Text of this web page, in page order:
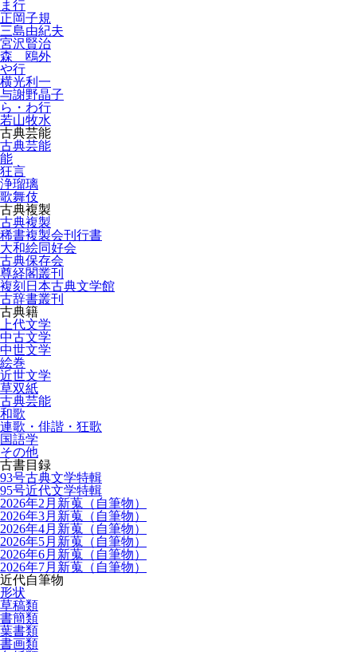
ま行
正岡子規
三島由紀夫
宮沢賢治
森 鴎外
や行
横光利一
与謝野晶子
ら・わ行
若山牧水
古典芸能
古典芸能
能
狂言
浄瑠璃
歌舞伎
古典複製
古典複製
稀書複製会刊行書
大和絵同好会
古典保存会
尊経閣叢刊
複刻日本古典文学館
古辞書叢刊
古典籍
上代文学
中古文学
中世文学
絵巻
近世文学
草双紙
古典芸能
和歌
連歌・俳諧・狂歌
国語学
その他
古書目録
93号古典文学特輯
95号近代文学特輯
2026年2月新蒐（自筆物）
2026年3月新蒐（自筆物）
2026年4月新蒐（自筆物）
2026年5月新蒐（自筆物）
2026年6月新蒐（自筆物）
2026年7月新蒐（自筆物）
近代自筆物
形状
草稿類
書簡類
葉書類
書画類